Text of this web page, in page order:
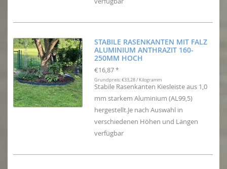
STABILE RASENKANTEN MIT FALZ
ALUMINIUM ANTHRAZIT 160-
250MM HOCH
€16,87 *
Grundpreis: €33,28 / Kilogramm
Stabile Rasenkanten Kiesleiste aus 1,0
mm starkem Aluminium (AL99,5)
hergestellt.Je nach Auswahl in
verschiedenen Höhen und Längen
verfügbar